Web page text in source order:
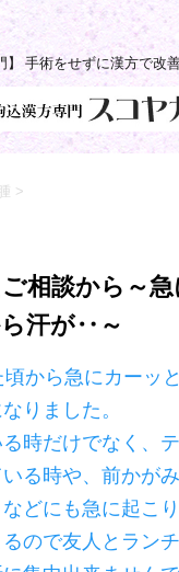
】 手術をせずに漢方で
>
相談から～
汗が‥～
頃から急にカーッ
りました。
時だけでなく、
る時や、前かが
どにも急に起こり
ので友人とラン